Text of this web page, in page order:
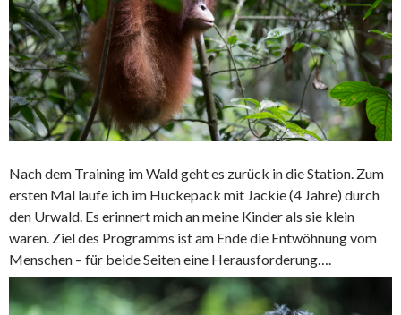
Nach dem Training im Wald geht es zurück in die Station. Zum
ersten Mal laufe ich im Huckepack mit Jackie (4 Jahre) durch
den Urwald. Es erinnert mich an meine Kinder als sie klein
waren. Ziel des Programms ist am Ende die Entwöhnung vom
Menschen – für beide Seiten eine Herausforderung….